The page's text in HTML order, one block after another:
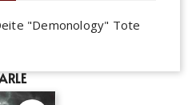
"Demonology" Tote